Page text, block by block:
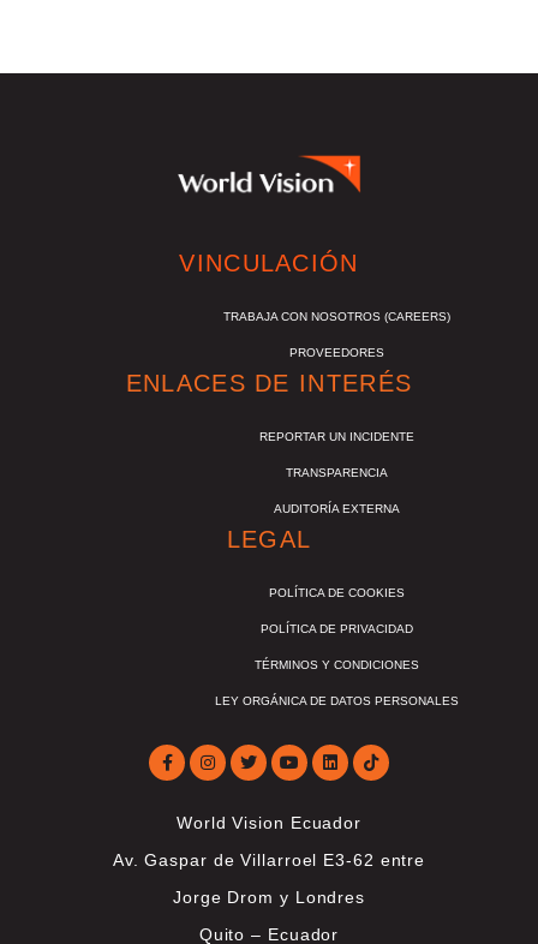
VINCULACIÓN
TRABAJA CON NOSOTROS (CAREERS)
PROVEEDORES
ENLACES DE INTERÉS
REPORTAR UN INCIDENTE
TRANSPARENCIA
AUDITORÍA EXTERNA
LEGAL
POLÍTICA DE COOKIES
POLÍTICA DE PRIVACIDAD
TÉRMINOS Y CONDICIONES
LEY ORGÁNICA DE DATOS PERSONALES
World Vision Ecuador
Av. Gaspar de Villarroel E3-62 entre
Jorge Drom y Londres
Quito – Ecuador